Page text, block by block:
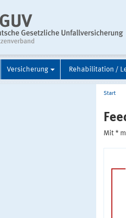
Versicherung Rehabilitation /
Start
Mit *